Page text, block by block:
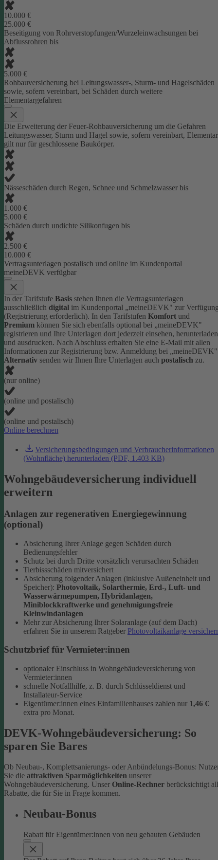
10.000 €
25.000 €
Beseitigung von Rohrverstopfungen/Wurzeleinwachsungen bei
Abflussrohren bis
5.000 €
Rohbauversicherung bei Leitungswasser-, Sturm- und Hagelschäden
sowie, sofern vereinbart, bei Schäden durch weitere
Elementargefahren
Die Erweiterung der Feuer-Rohbauversicherung um die Gefahren
Leitungswasser, Sturm und Hagel sowie, sofern vereinbart, Elementar
gilt nur für geschlossene Baukörper.
Nässeschäden durch Regen, Schnee und Schmelzwasser bis
1.000 €
5.000 €
Schäden durch undichte Silikonfugen bis
2.500 €
10.000 €
Vertragsunterlagen postalisch und online im Kundenportal
meineDEVK verfügbar
In der Tarifstufe Basis stehen Ihnen die Vertragsunterlagen
ausschließlich digital im Kundenportal „meineDEVK" zur
(Registrierung erforderlich). In den Tarifstufen Komfort und
Premium können Sie sich ebenfalls optional bei „meineDEVK"
registrieren und Ihre Unterlagen dort jederzeit einsehen, herunterladen
und ausdrucken. Nach Abschluss erhalten Sie eine E-Mail mit allen
Informationen zur Registrierung bzw. Anmeldung bei
Alternativ senden wir Ihnen Ihre Unterlagen auch postalisch zu.
(nur online)
(online und postalisch)
(online und postalisch)
Online berechnen
Versicherungsbedingungen und Verbraucherinformationen
(Wohnfläche) herunterladen (PDF, 1.403 KB)
Wohngebäudeversicherung individuell
erweitern
Anlagen zur regenerativen Energiegewinnung
(optional)
Absicherung Ihrer Anlage gegen Schäden durch
Bedienungsfehler
Schutz bei durch Dritte vorsätzlich verursachten Schäden
Tierbissschäden mitversichert
Absicherung folgender Anlagen (inklusive Außeneinheit und
Speicher): Photovoltaik, Solarthermie, Erd-, Luft- und
Wasserwärmepumpen, Hybridanlagen,
Miniblockkraftwerke und genehmigungsfreie
Kleinwindanlagen
Mehr zur Absicherung Ihrer Solaranlage (auf dem Dach)
erfahren Sie in unserem Ratgeber Photovoltaikanlage
Schutzbrief für Vermieter:innen
optionaler Einschluss in Wohngebäudeversicherung von
Vermieter:innen
schnelle Notfallhilfe, z. B. durch Schlüsseldienst und
Installateur-Service
Eigentümer:innen eines Einfamilienhauses zahlen nur 1,46 €
extra pro Monat.
DEVK-Wohngebäudeversicherung: So
sparen Sie Bares
Ob Neubau-, Komplettsanierungs- oder Anbündelungs-Bonus:
Sie die attraktiven Sparmöglichkeiten unserer
Wohngebäudeversicherung. Unser Online-Rechner berücksichtigt
Rabatte, die für Sie in Frage kommen.
Neubau-Bonus
Rabatt für Eigentümer:innen von neu gebauten Gebäuden